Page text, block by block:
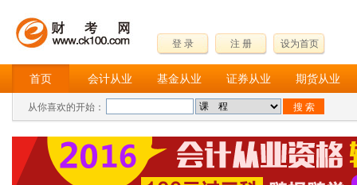
登 录 注 册 设为首页
首页 会计从业 基金从业 证券从业 期货从业
从你喜欢的开始：